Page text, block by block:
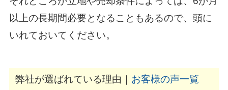
以上の長期間必要となることもあるので、頭に
いれておいてください。
弊社が選ばれている理由｜ お客様の声一覧